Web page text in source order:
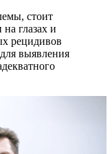
стоит
на глазах и
рецидивов
выявления